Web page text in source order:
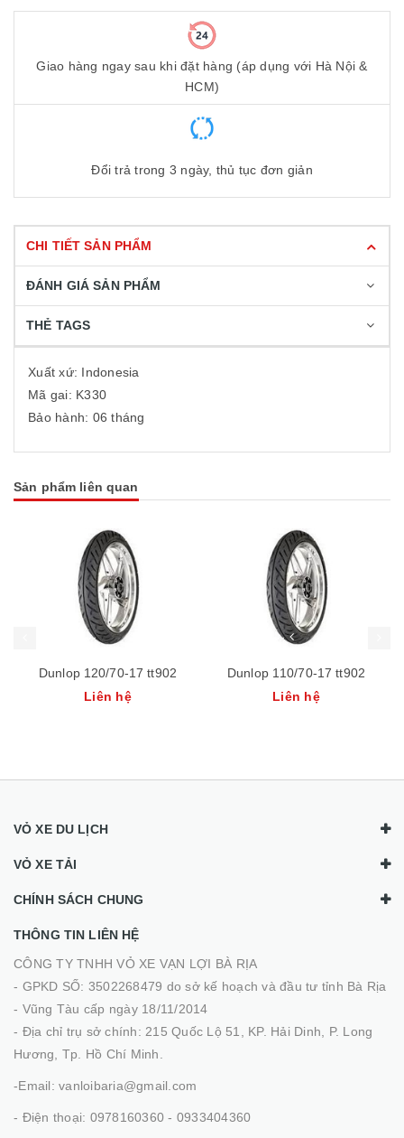
Giao hàng ngay sau khi đặt hàng (áp dụng với Hà Nội &
HCM)
Đổi trả trong 3 ngày, thủ tục đơn giản
CHI TIẾT SẢN PHẨM
ĐÁNH GIÁ SẢN PHẨM
THẺ TAGS
Xuất xứ: Indonesia
Mã gai: K330
Bảo hành: 06 tháng
Sản phẩm liên quan
Dunlop 120/70-17 tt902
Liên hệ
Dunlop 110/70-17 tt902
Liên hệ
VỎ XE DU LỊCH
VỎ XE TẢI
CHÍNH SÁCH CHUNG
THÔNG TIN LIÊN HỆ
CÔNG TY TNHH VỎ XE VẠN LỢI BÀ RỊA
- GPKD SỐ: 3502268479 do sở kế hoạch và đầu tư tỉnh Bà Rịa
- Vũng Tàu cấp ngày 18/11/2014
- Địa chỉ trụ sở chính: 215 Quốc Lộ 51, KP. Hải Dinh, P. Long
Hương, Tp. Hồ Chí Minh.
-Email: vanloibaria@gmail.com
- Điện thoại: 0978160360 - 0933404360